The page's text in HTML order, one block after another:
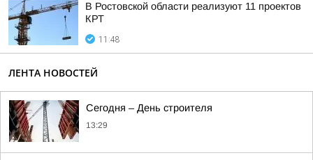
В Ростовской области реализуют 11 проектов
КРТ
11:48
ЛЕНТА НОВОСТЕЙ
Сегодня – День строителя
13:29